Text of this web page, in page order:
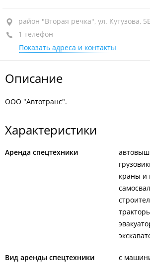
район "Вторая речка", ул. Кутузова,
1 телефон
Показать адреса и контакты
Описание
ООО "Автотранс".
Характеристики
Аренда спецтехники
краны и
Вид аренды спецтехники с